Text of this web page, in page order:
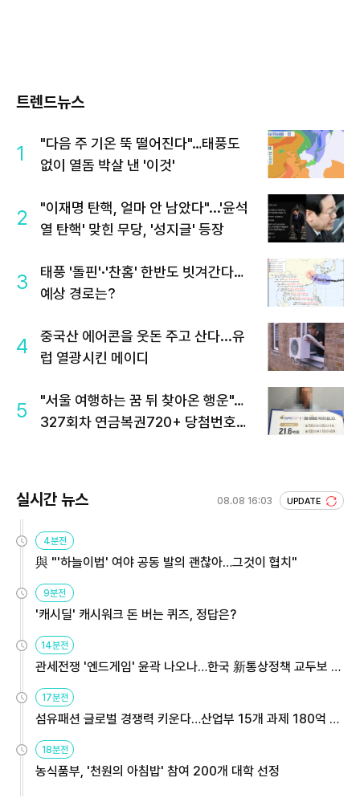
트렌드뉴스
1
"다음 주 기온 뚝 떨어진다"…태풍도
없이 열돔 박살 낸 '이것'
2
"이재명 탄핵, 얼마 안 남았다"...'윤석
열 탄핵' 맞힌 무당, '성지글' 등장
3
태풍 '돌핀'·'찬홈' 한반도 빗겨간다…
예상 경로는?
4
중국산 에어콘을 웃돈 주고 산다...유
럽 열광시킨 메이디
5
"서울 여행하는 꿈 뒤 찾아온 행운"…
327회차 연금복권720+ 당첨번호조
실시간 뉴스 08.08 16:03 UPDATE
4분전
與 "'하늘이법' 여야 공동 발의 괜찮아…그것이 협치"
9분전
'캐시딜' 캐시워크 돈 버는 퀴즈, 정답은?
14분전
관세전쟁 '엔드게임' 윤곽 나오나…한국 新통상정책 교두보 활
17분전
섬유패션 글로벌 경쟁력 키운다…산업부 15개 과제 180억 지
18분전
농식품부, '천원의 아침밥' 참여 200개 대학 선정